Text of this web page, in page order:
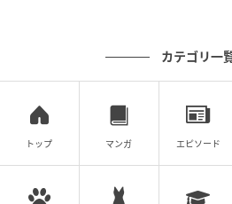
カテゴリ一
トップ マンガ エピソード